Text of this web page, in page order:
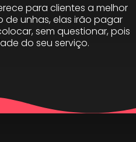
para clientes a melhor
unhas, elas irão pagar
sem questionar, pois
do seu serviço.